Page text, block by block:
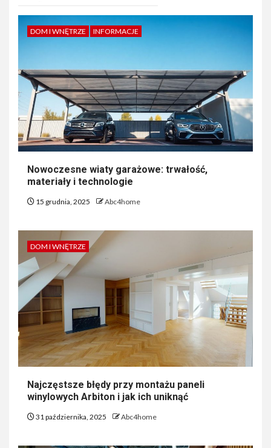
DOM I WNĘTRZE INFORMACJE
Nowoczesne wiaty garażowe: trwałość,
materiały i technologie
15 grudnia, 2025 Abc4home
DOM I WNĘTRZE
Najczęstsze błędy przy montażu paneli
winylowych Arbiton i jak ich uniknąć
31 października, 2025 Abc4home